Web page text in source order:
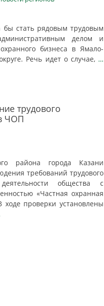
бы стать рядовым трудовым
делом и
бизнеса в Ямало-
Речь идет о случае, …
трудового
ЧОП
района города Казани
требований трудового
общества с
«Частная охранная
ходе проверки установлены